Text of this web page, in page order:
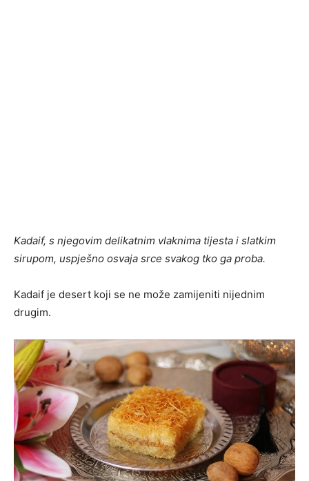
Kadaif, s njegovim delikatnim vlaknima tijesta i slatkim
sirupom, uspješno osvaja srce svakog tko ga proba.
Kadaif je desert koji se ne može zamijeniti nijednim
drugim.